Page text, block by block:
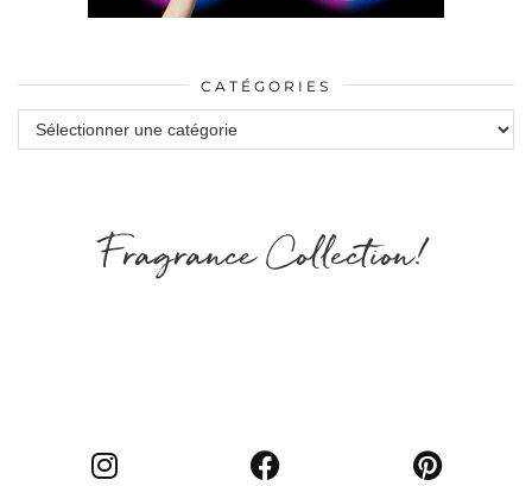
CATÉGORIES
Catégories
Fragrance Collection!